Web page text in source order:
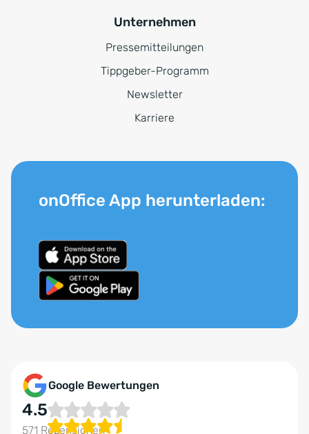
Unternehmen
Pressemitteilungen
Tippgeber-Programm
Newsletter
Karriere
Google Bewertungen
4.5
571 Rezensionen
onOffice App herunterladen: